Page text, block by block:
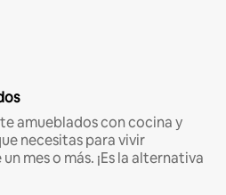
amueblados con cocina y
necesitas para vivir
mes o más. ¡Es la alternativa